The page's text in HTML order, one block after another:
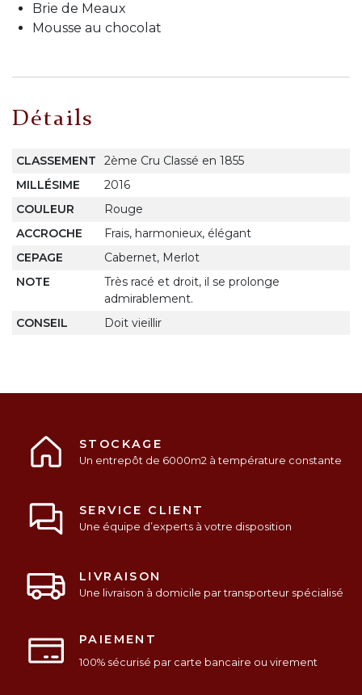
Brie de Meaux
Mousse au chocolat
Détails
CLASSEMENT
2ème Cru Classé en 1855
MILLÉSIME
2016
COULEUR
Rouge
ACCROCHE
Frais, harmonieux, élégant
CEPAGE
Cabernet, Merlot
NOTE
Très racé et droit, il se prolonge
admirablement.
CONSEIL
Doit vieillir
STOCKAGE
Un entrepôt de 6000m2 à température constante
SERVICE CLIENT
Une équipe d’experts à votre disposition
LIVRAISON
Une livraison à domicile par transporteur spécialisé
PAIEMENT
100% sécurisé par carte bancaire ou virement